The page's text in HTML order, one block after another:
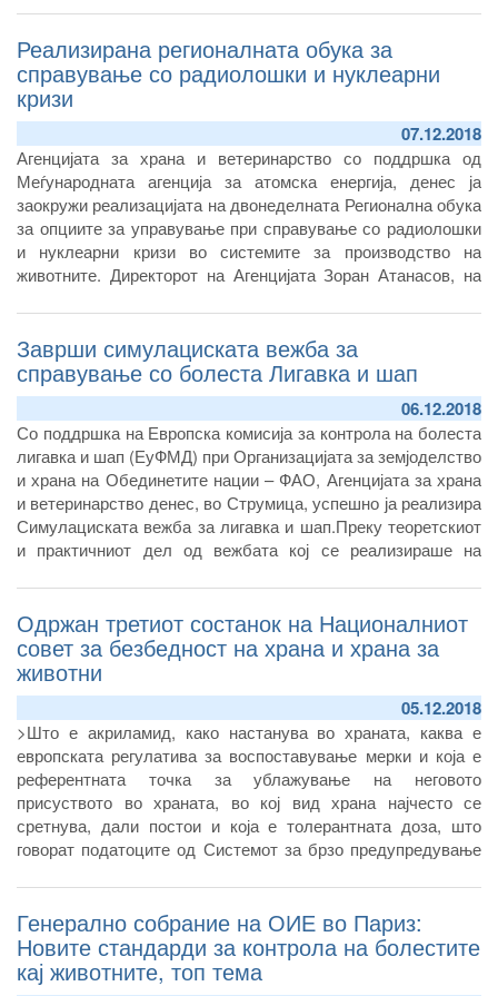
Македонија.
Реализирана регионалната обука за
справување со радиолошки и нуклеарни
кризи
07.12.2018
Агенцијата за храна и ветеринарство со поддршка од
Меѓународната агенција за атомска енергија, денес ја
заокружи реализацијата на двонеделната Регионална обука
за опциите за управување при справување со радиолошки
и нуклеарни кризи во системите за производство на
животните. Директорот на Агенцијата Зоран Атанасов, на
заблагодари за активната вклученост во реализацијата на
обуката, која ја водеа експерти од Белорусија и Украина,
изразувајќи надеж дека стекнатите знаења на обуката,
учесниците ќе ги применат во нивните земји.
Заврши симулациската вежба за
справување со болеста Лигавка и шап
06.12.2018
Со поддршка на Европска комисија за контрола на болеста
лигавка и шап (ЕуФМД) при Организацијата за земјоделство
и храна на Обединетите нации – ФАО, Агенцијата за храна
и ветеринарство денес, во Струмица, успешно ја реализира
Симулациската вежба за лигавка и шап.Преку теоретскиот
и практичниот дел од вежбата кој се реализираше на
лица од секторите за инспекциски надзор, за здравствена
заштита и благосостојба на животните, официјални
ветеринари, претставници од лабораторијата при
Факултетот за ветеринарна медицина, од македонската
ветеринарна комора и од ветеринарните друштва, извршија
тестирање на и зајакнување на воспоставениот систем и
мерките за контрола и справување со болеста Лигавка и
шап.
Одржан третиот состанок на Националниот
совет за безбедност на храна и храна за
животни
05.12.2018
>Што е акриламид, како настанува во храната, каква е
европската регулатива за воспоставување мерки и која е
референтната точка за ублажување на неговото
присуството во храната, во кој вид храна најчесто се
сретнува, дали постои и која е толерантната доза, што
говорат податоците од Системот за брзо предупредување
унија? Ова се дел од прашањата на кои се дискутираше
денес, на третиот состанок на Националниот совет за
безбедност на храна и храна за животни, кој го
организираше Агенцијата за храна и ветеринарство.
Генерално собрание на ОИЕ во Париз:
Новите стандарди за контрола на болестите
кај животните, топ тема